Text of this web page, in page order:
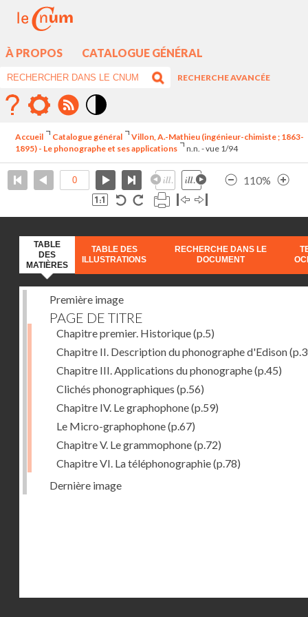
À PROPOS CATALOGUE GÉNÉRAL
RECHERCHE AVANCÉE
élévé
Accueil Catalogue général
Villon, A.-Mathieu (ingénieur-chimiste ; 1863-
1895) - Le phonographe et ses applications
n.n. - vue 1/94
110%
TABLE
DES
MATIÈRES
TABLE DES
ILLUSTRATIONS
RECHERCHE DANS LE
DOCUMENT
Première image
PAGE DE TITRE
Chapitre premier. Historique(p.5)
Chapitre II. Description du phonographe d'Edison
Chapitre III. Applications du phonographe(p.45)
Clichés phonographiques (p.56)
Chapitre IV. Le graphophone(p.59)
Le Micro-graphophone(p.67)
Chapitre V. Le grammophone(p.72)
Chapitre VI. La téléphonographie(p.78)
Dernière image